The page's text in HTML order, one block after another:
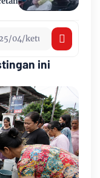
ini